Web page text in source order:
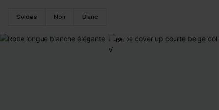
Soldes Noir Blanc
-15%